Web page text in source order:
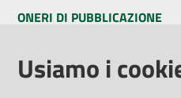
ONERI DI PUBBLICAZIONE
Amministrazione Trasparente
Pubblicità legale
Usiamo i